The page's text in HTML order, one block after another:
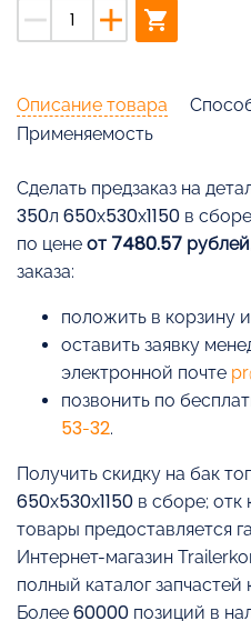
remove add shopping_cart
Описание товара
Применяемость
Cделать предзаказ на
350л 650х530х1150 в
по цене от 7480.57 рублей
заказа:
положить в корзину
оставить заявку
электронной почте
позвонить по
53-32.
Получить скидку на бак
650х530х1150 в сборе;
товары предоставляется
Интернет-магазин
полный каталог
Более 60000 позиций в